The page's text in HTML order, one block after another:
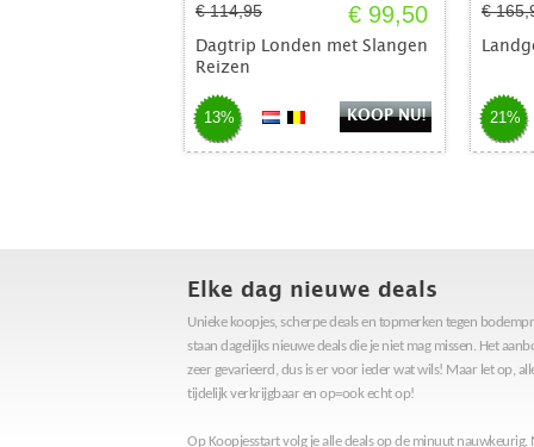
€ 114,95 € 99,50
Dagtrip Londen met Slangen
Reizen
13% KOOP NU!
€
21%
Elke dag nieuwe deals
Unieke koopjes, scherpe deals en topmerken tegen
staan dagelijks nieuwe deals die je niet mag missen. Het
zeer gevarieerd, dus is er voor ieder wat wils! Maar let op,
tijdelijk verkrijgbaar en op=ook echt op!
Op Koopjesstart volg je alle deals op de minuut nauwkeurig.